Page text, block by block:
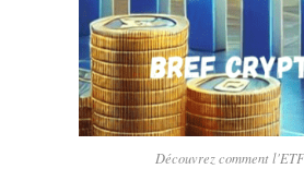
Découvrez comment